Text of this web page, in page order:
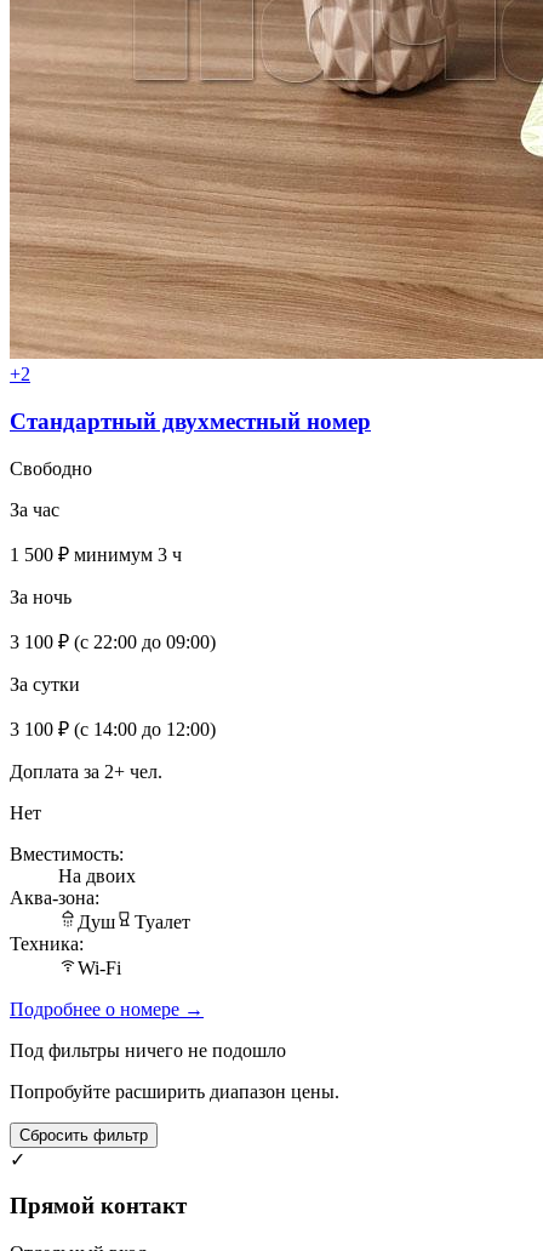
+2
Стандартный двухместный номер
Свободно
За час
1 500 ₽ минимум 3 ч
За ночь
3 100 ₽ (с 22:00 до 09:00)
За сутки
3 100 ₽ (с 14:00 до 12:00)
Доплата за 2+ чел.
Нет
Вместимость:
На двоих
Аква-зона:
Душ
Туалет
Техника:
Wi-Fi
Подробнее о номере →
Под фильтры ничего не подошло
Попробуйте расширить диапазон цены.
Сбросить фильтр
✓
Прямой контакт